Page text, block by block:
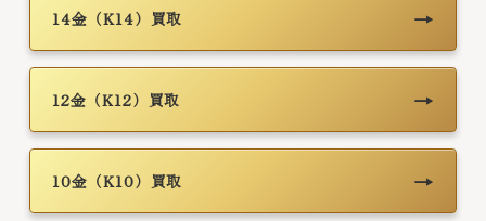
14金（K14）買取 →
12金（K12）買取 →
10金（K10）買取 →